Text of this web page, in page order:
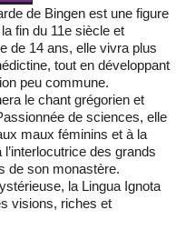
de Bingen est une figure
fin du 11e siècle et
de 14 ans, elle vivra plus
tout en développant
peu commune.
le chant grégorien et
de sciences, elle
maux féminins et à la
des grands
de son monastère.
la Lingua Ignota
visions, riches et